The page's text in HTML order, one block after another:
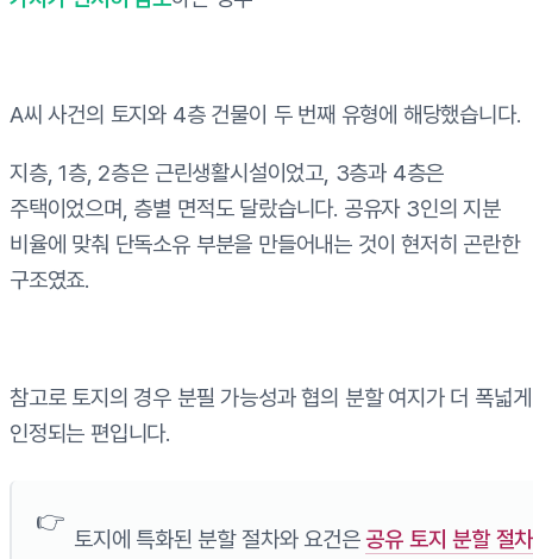
A씨 사건의 토지와 4층 건물이 두 번째 유형에 해당했습니다.
지층, 1층, 2층은 근린생활시설이었고, 3층과 4층은
주택이었으며, 층별 면적도 달랐습니다. 공유자 3인의 지분
비율에 맞춰 단독소유 부분을 만들어내는 것이 현저히 곤란한
구조였죠.
참고로 토지의 경우 분필 가능성과 협의 분할 여지가 더 폭넓게
인정되는 편입니다.
토지에 특화된 분할 절차와 요건은공유 토지 분할 절